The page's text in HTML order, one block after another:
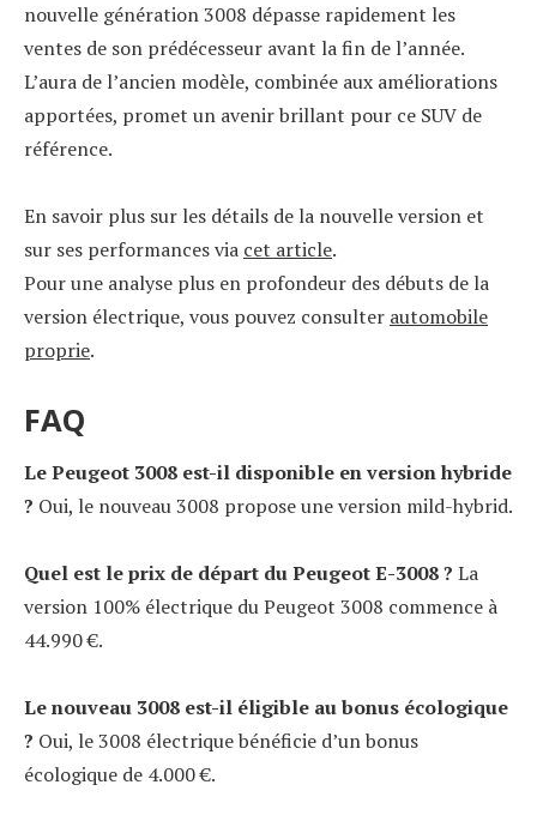
nouvelle génération 3008 dépasse rapidement les
ventes de son prédécesseur avant la fin de l’année.
L’aura de l’ancien modèle, combinée aux améliorations
apportées, promet un avenir brillant pour ce SUV de
référence.
En savoir plus sur les détails de la nouvelle version et
sur ses performances via cet article.
Pour une analyse plus en profondeur des débuts de la
version électrique, vous pouvez consulter automobile
proprie.
FAQ
Le Peugeot 3008 est-il disponible en version hybride
? Oui, le nouveau 3008 propose une version mild-hybrid.
Quel est le prix de départ du Peugeot E-3008 ? La
version 100% électrique du Peugeot 3008 commence à
44.990 €.
Le nouveau 3008 est-il éligible au bonus écologique
? Oui, le 3008 électrique bénéficie d’un bonus
écologique de 4.000 €.